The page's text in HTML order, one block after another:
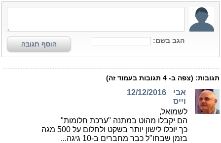
הגב בשם: הוסף תגובה
תגובות: (צפה ב- 4 תגובות בעמוד זה)
אבי
וייס
12/12/2016
לשמואל,
הם יקבלו מהוט במתנה "ערכת חלומות"
כך יוכלו לישון יותר בשקט ולחלום על 500 מגה
בזמן שבחו"ל כבר מחברים ב-10 גיגה...